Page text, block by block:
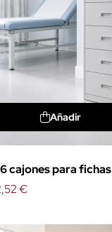
Añadir
cajones para fichas
€